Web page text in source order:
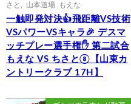
さと
山本道場 もえな
一触即発対決👍飛距離VS技術
VSパワーVSキャラ🎉 デスマ
ッチプレー選手権✋ 第二試合
もえな VS ちさと⑧【山東カ
ントリークラブ 17H】